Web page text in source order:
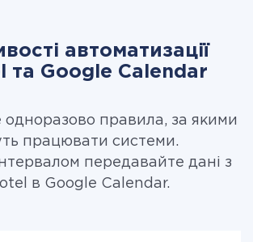
автоматизації
та Google Calendar
правила, за якими
працювати системи.
передавайте дані з
в Google Calendar.